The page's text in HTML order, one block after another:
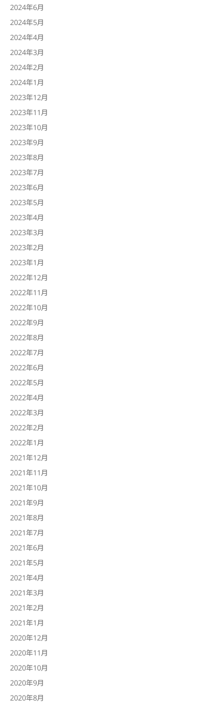
2024年6月
2024年5月
2024年4月
2024年3月
2024年2月
2024年1月
2023年12月
2023年11月
2023年10月
2023年9月
2023年8月
2023年7月
2023年6月
2023年5月
2023年4月
2023年3月
2023年2月
2023年1月
2022年12月
2022年11月
2022年10月
2022年9月
2022年8月
2022年7月
2022年6月
2022年5月
2022年4月
2022年3月
2022年2月
2022年1月
2021年12月
2021年11月
2021年10月
2021年9月
2021年8月
2021年7月
2021年6月
2021年5月
2021年4月
2021年3月
2021年2月
2021年1月
2020年12月
2020年11月
2020年10月
2020年9月
2020年8月